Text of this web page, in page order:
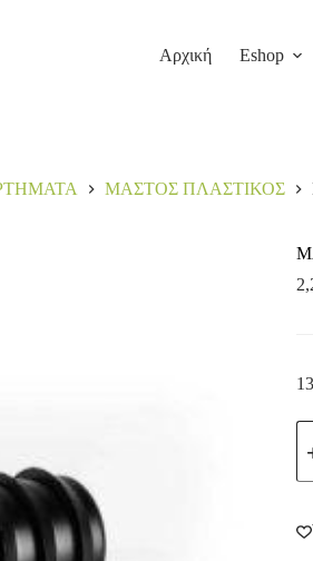
Αρχική Eshop
ΜΑΣΤΟΣ ΠΛΑΣΤΙΚΟΣ